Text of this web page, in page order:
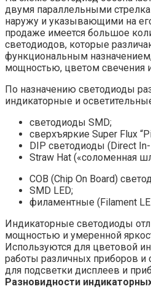
двумя параллельными
наружу и указывающими на
продаже имеется большое
светодиодов, которые
функциональным
мощностью, цветом свечения
По назначению светодиоды
индикаторные и
светодиоды SMD;
сверхъяркие Super Flux
DIP светодиоды (Direct
Straw Hat («соломенная
COB (Chip On Board)
SMD LED;
филаментные (Filament
Индикаторные светодиоды
мощностью и умеренной
Используются для цветовой
работы различных приборов и
для подсветки дисплеев и
Разновидности